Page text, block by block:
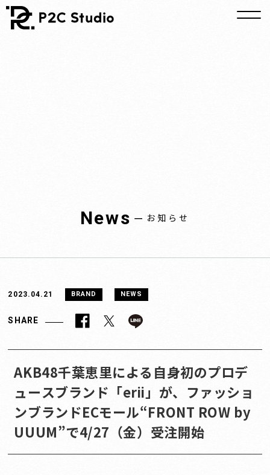
News ー お知らせ
2023.04.21 BRAND NEWS
SHARE
AKB48千葉恵里による自身初のプロデ
ュースブランド「erii」が、ファッショ
ンブランドECモール“FRONT ROW by
UUUM”で4/27（金）受注開始